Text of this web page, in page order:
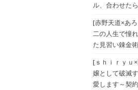
ル、合わせた
[赤野天道×あ
二の人生で憧
た見習い錬金
[ｓｈｉｒｙｕ
嬢として破滅
愛します～契